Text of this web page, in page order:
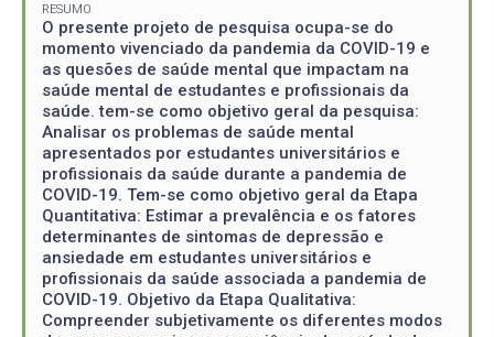
RESUMO
O presente projeto de pesquisa ocupa-se do
momento vivenciado da pandemia da COVID-19 e
as quesões de saúde mental que impactam na
saúde mental de estudantes e profissionais da
saúde. tem-se como objetivo geral da pesquisa:
Analisar os problemas de saúde mental
apresentados por estudantes universitários e
profissionais da saúde durante a pandemia de
COVID-19. Tem-se como objetivo geral da Etapa
Quantitativa: Estimar a prevalência e os fatores
determinantes de sintomas de depressão e
ansiedade em estudantes universitários e
profissionais da saúde associada a pandemia de
COVID-19. Objetivo da Etapa Qualitativa:
Compreender subjetivamente os diferentes modos